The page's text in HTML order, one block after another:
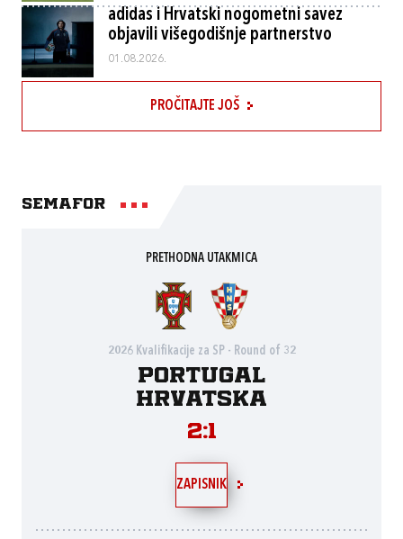
adidas i Hrvatski nogometni savez
objavili višegodišnje partnerstvo
01.08.2026.
PROČITAJTE JOŠ
Semafor
PRETHODNA UTAKMICA
2026 Kvalifikacije za SP - Round of 32
Portugal
Hrvatska
2:1
ZAPISNIK